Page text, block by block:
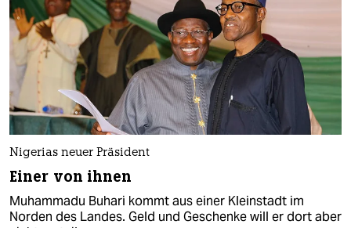
Nigerias neuer Präsident
Einer von ihnen
Muhammadu Buhari kommt aus einer Kleinstadt im
Norden des Landes. Geld und Geschenke will er dort aber